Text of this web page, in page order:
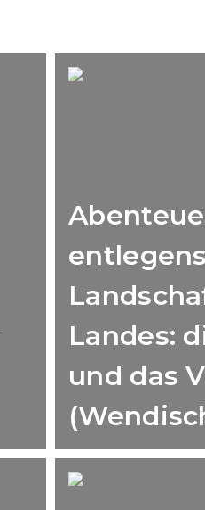
Landes:
und das